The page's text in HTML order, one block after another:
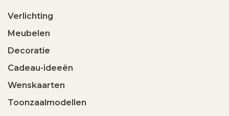
Verlichting
Meubelen
Decoratie
Cadeau-ideeën
Wenskaarten
Toonzaalmodellen